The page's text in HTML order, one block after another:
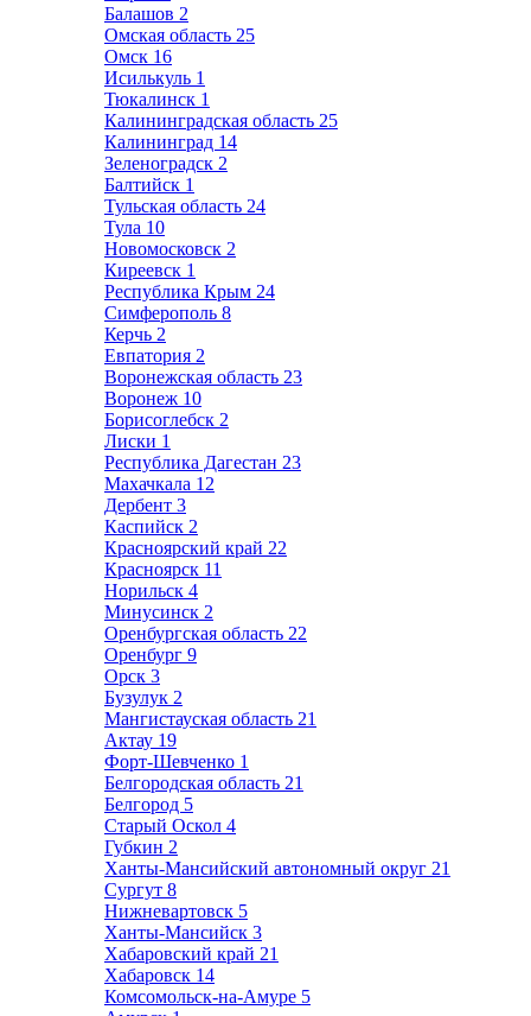
Балашов 2
Омская область 25
Омск 16
Исилькуль 1
Тюкалинск 1
Калининградская область 25
Калининград 14
Зеленоградск 2
Балтийск 1
Тульская область 24
Тула 10
Новомосковск 2
Киреевск 1
Республика Крым 24
Симферополь 8
Керчь 2
Евпатория 2
Воронежская область 23
Воронеж 10
Борисоглебск 2
Лиски 1
Республика Дагестан 23
Махачкала 12
Дербент 3
Каспийск 2
Красноярский край 22
Красноярск 11
Норильск 4
Минусинск 2
Оренбургская область 22
Оренбург 9
Орск 3
Бузулук 2
Мангистауская область 21
Актау 19
Форт-Шевченко 1
Белгородская область 21
Белгород 5
Старый Оскол 4
Губкин 2
Ханты-Мансийский автономный округ 21
Сургут 8
Нижневартовск 5
Ханты-Мансийск 3
Хабаровский край 21
Хабаровск 14
Комсомольск-на-Амуре 5